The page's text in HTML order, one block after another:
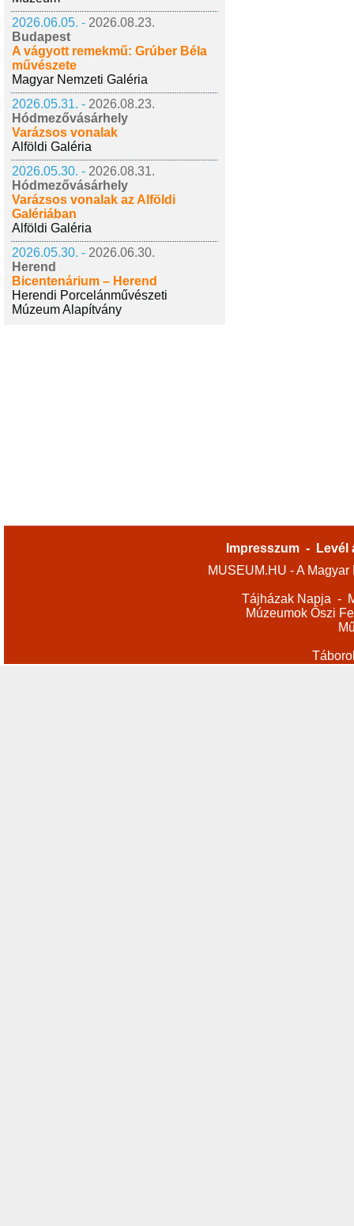
2026.06.05. - 2026.08.23.
Budapest
A vágyott remekmű: Grúber Béla
művészete
Magyar Nemzeti Galéria
2026.05.31. - 2026.08.23.
Hódmezővásárhely
Varázsos vonalak
Alföldi Galéria
2026.05.30. - 2026.08.31.
Hódmezővásárhely
Varázsos vonalak az Alföldi
Galériában
Alföldi Galéria
2026.05.30. - 2026.06.30.
Herend
Bicentenárium – Herend
Herendi Porcelánművészeti
Múzeum Alapítvány
Impresszum -
Levél
MUSEUM.HU - A
Tájházak Napja -
Múzeumok Őszi